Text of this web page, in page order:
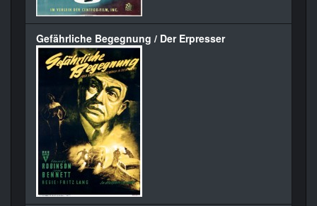
Gefährliche Begegnung / Der Erpresser